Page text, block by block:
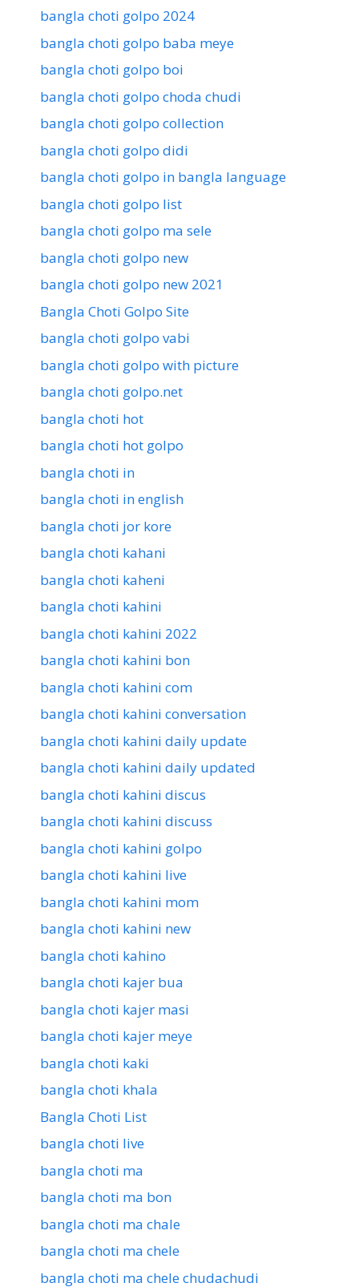
bangla choti golpo 2024
bangla choti golpo baba meye
bangla choti golpo boi
bangla choti golpo choda chudi
bangla choti golpo collection
bangla choti golpo didi
bangla choti golpo in bangla language
bangla choti golpo list
bangla choti golpo ma sele
bangla choti golpo new
bangla choti golpo new 2021
Bangla Choti Golpo Site
bangla choti golpo vabi
bangla choti golpo with picture
bangla choti golpo.net
bangla choti hot
bangla choti hot golpo
bangla choti in
bangla choti in english
bangla choti jor kore
bangla choti kahani
bangla choti kaheni
bangla choti kahini
bangla choti kahini 2022
bangla choti kahini bon
bangla choti kahini com
bangla choti kahini conversation
bangla choti kahini daily update
bangla choti kahini daily updated
bangla choti kahini discus
bangla choti kahini discuss
bangla choti kahini golpo
bangla choti kahini live
bangla choti kahini mom
bangla choti kahini new
bangla choti kahino
bangla choti kajer bua
bangla choti kajer masi
bangla choti kajer meye
bangla choti kaki
bangla choti khala
Bangla Choti List
bangla choti live
bangla choti ma
bangla choti ma bon
bangla choti ma chale
bangla choti ma chele
bangla choti ma chele chudachudi